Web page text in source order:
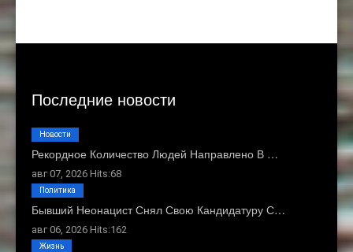
Последние новости
Рекордное Количество Людей Направлено В …
авг 07, 2026 Hits:68
Новости
Бывший Неонацист Снял Свою Кандидатуру С…
авг 06, 2026 Hits:162
Политика
Жизнь